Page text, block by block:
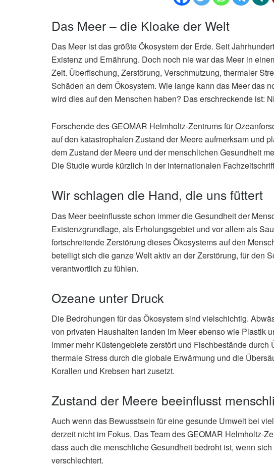
Das Meer – die Kloake der Welt
Das Meer ist das größte Ökosystem der Erde. Seit
Existenz und Ernährung. Doch noch nie war das Meer in
Zeit. Überfischung, Zerstörung, Verschmutzung, thermaler
Schäden an dem Ökosystem. Wie lange kann das Meer das
wird dies auf den Menschen haben? Das erschreckende ist:
Forschende des GEOMAR Helmholtz-Zentrums für
auf den katastrophalen Zustand der Meere aufmerksam und
dem Zustand der Meere und der menschlichen Gesundheit
Die Studie wurde kürzlich in der internationalen
Wir schlagen die Hand, die uns füttert
Das Meer beeinflusste schon immer die Gesundheit der
Existenzgrundlage, als Erholungsgebiet und vor allem als
fortschreitende Zerstörung dieses Ökosystems auf den
beteiligt sich die ganze Welt aktiv an der Zerstörung, für den
verantwortlich zu fühlen.
Ozeane unter Druck
Die Bedrohungen für das Ökosystem sind vielschichtig.
von privaten Haushalten landen im Meer ebenso wie Plastik
immer mehr Küstengebiete zerstört und Fischbestände
thermale Stress durch die globale Erwärmung und die
Korallen und Krebsen hart zusetzt.
Zustand der Meere beeinflusst
Auch wenn das Bewusstsein für eine gesunde Umwelt bei
derzeit nicht im Fokus. Das Team des GEOMAR Helmholtz-
dass auch die menschliche Gesundheit bedroht ist, wenn
verschlechtert.